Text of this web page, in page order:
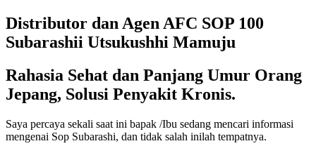
Distributor dan Agen AFC SOP 100
Subarashii Utsukushhi Mamuju
Rahasia Sehat dan Panjang Umur Orang
Jepang, Solusi Penyakit Kronis.
Saya percaya sekali saat ini bapak /Ibu sedang mencari informasi
mengenai Sop Subarashi, dan tidak salah inilah tempatnya.